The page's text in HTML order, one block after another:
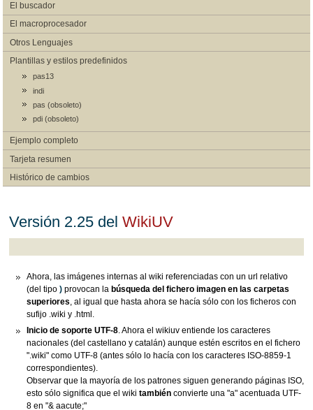
El buscador
El macroprocesador
Otros Lenguajes
Plantillas y estilos predefinidos
pas13
indi
pas (obsoleto)
pdi (obsoleto)
Ejemplo completo
Tarjeta resumen
Histórico de cambios
Versión 2.25 del WikiUV
Ahora, las imágenes internas al wiki referenciadas con un url relativo
(del tipo )provocan la búsqueda del fichero imagen en las carpetas
superiores, al igual que hasta ahora se hacía sólo con los ficheros con
sufijo .wiki y .html.
Inicio de soporte UTF-8. Ahora el wikiuv entiende los caracteres
nacionales (del castellano y catalán) aunque estén escritos en el fichero
".wiki" como UTF-8 (antes sólo lo hacía con los caracteres ISO-8859-1
correspondientes).
Observar que la mayoría de los patrones siguen generando páginas ISO,
esto sólo significa que el wiki tambiénconvierte una "a" acentuada UTF-
8 en "& aacute;"